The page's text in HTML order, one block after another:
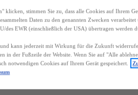
Automatik
Sitze
5
klicken, stimmen Sie zu, dass alle Cookies auf Ihrem
Daten zu den genannten Zwecken verarbeitet
des EWR (einschließlich der USA) übertragen werden
kann jederzeit mit Wirkung für die Zukunft
in der Fußzeile der Website. Wenn Sie auf "Alle
notwendigen Cookies auf Ihrem Gerät gespeichert.